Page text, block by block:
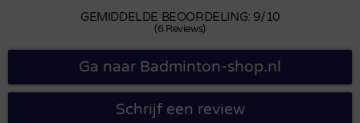
GEMIDDELDE BEOORDELING: 9/10
(6 Reviews)
Ga naar Badminton-shop.nl
Schrijf een review